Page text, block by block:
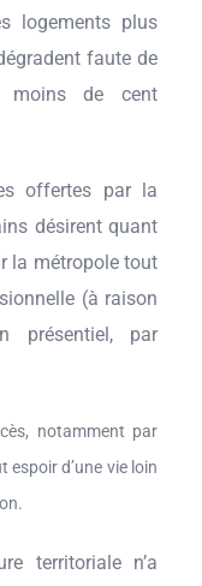
logements plus
faute de
moins de cent
offertes par la
désirent quant
la métropole tout
(à raison
présentiel, par
notamment par
d’une vie loin
territoriale n’a